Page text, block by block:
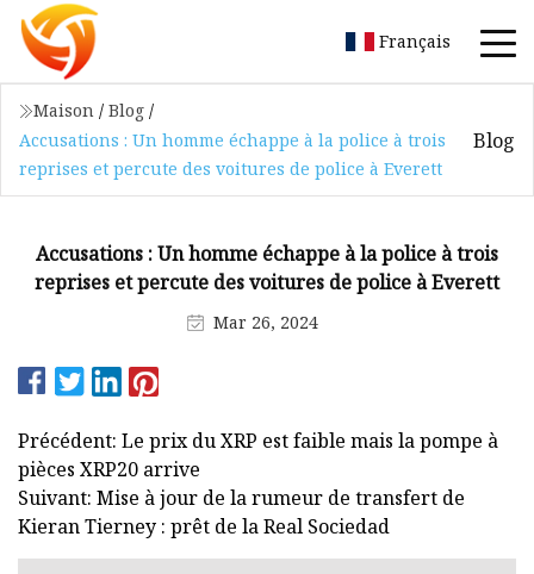
Français
Maison / Blog /
Accusations : Un homme échappe à la police à trois
reprises et percute des voitures de police à Everett
Blog
Accusations : Un homme échappe à la police à trois
reprises et percute des voitures de police à Everett
Mar 26, 2024
Précédent: Le prix du XRP est faible mais la pompe à
pièces XRP20 arrive
Suivant: Mise à jour de la rumeur de transfert de
Kieran Tierney : prêt de la Real Sociedad